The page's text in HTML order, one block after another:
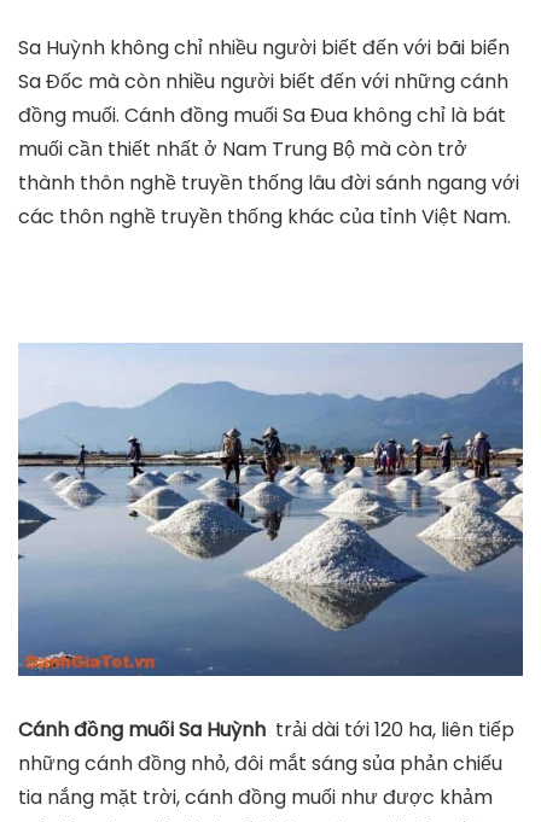
Sa Huỳnh không chỉ nhiều người biết đến với bãi biển
Sa Đốc mà còn nhiều người biết đến với những cánh
đồng muối. Cánh đồng muối Sa Đua không chỉ là bát
muối cần thiết nhất ở Nam Trung Bộ mà còn trở
thành thôn nghề truyền thống lâu đời sánh ngang với
các thôn nghề truyền thống khác của tỉnh Việt Nam.
Cánh đồng muối Sa Huỳnh trải dài tới 120 ha, liên tiếp
những cánh đồng nhỏ, đôi mắt sáng sủa phản chiếu
tia nắng mặt trời, cánh đồng muối như được khảm